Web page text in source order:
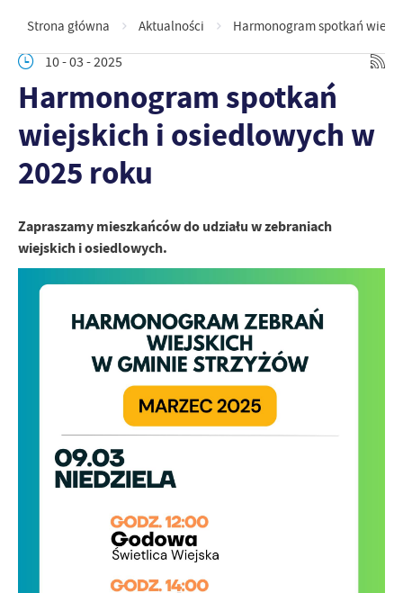
Strona główna Aktualności
Harmonogram spotkań
10 - 03 - 2025
Harmonogram spotkań
wiejskich i osiedlowych w
2025 roku
Zapraszamy mieszkańców do udziału w zebraniach
wiejskich i osiedlowych.